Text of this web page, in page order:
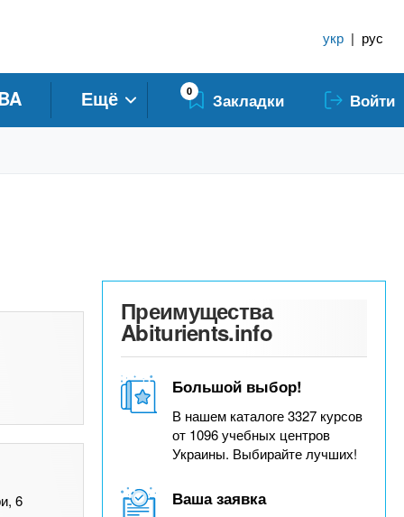
укр | рус
Ещё 0 Закладки Войти
6
Преимущества
Abiturients.info
Большой выбор!
В нашем каталоге 3327 курсов
от 1096 учебных центров
Украины. Выбирайте лучших!
Ваша заявка